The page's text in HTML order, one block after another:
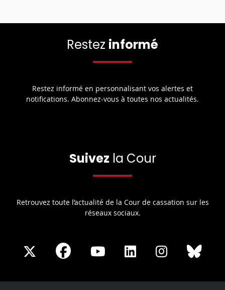
Restez informé
Restez informé en personnalisant vos alertes et
notifications. Abonnez-vous à toutes nos actualités.
Suivez la Cour
Retrouvez toute l’actualité de la Cour de cassation sur les
réseaux sociaux.
Share
X
Share
Facebook
Share
Youtube
Share
LinkedIn
Share
Instagram